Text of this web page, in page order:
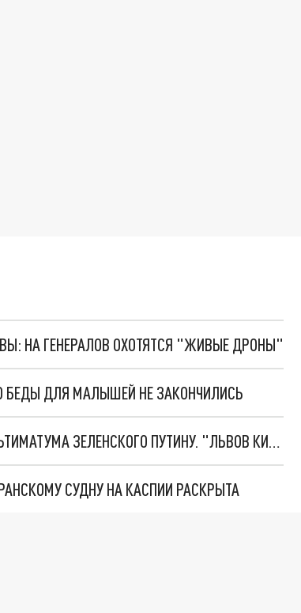
НА ГЕНЕРАЛОВ ОХОТЯТСЯ "ЖИВЫЕ ДРОНЫ"
БЕДЫ ДЛЯ МАЛЫШЕЙ НЕ ЗАКОНЧИЛИСЬ
НОВОЕ МАСШТАБНЕЙШЕЕ НАСТУПЛЕНИЕ. ТРИ УЛЬТИМАТУМА ЗЕЛЕНСКОГО ПУТИНУ. "ЛЬВОВ КИМА" ПОСТАВЯТ НА ПВО? ГЛОБАЛЬНЫЙ ПРОРЫВ ПОД ЗАПОРОЖЬЕМ
СУДНУ НА КАСПИИ РАСКРЫТА